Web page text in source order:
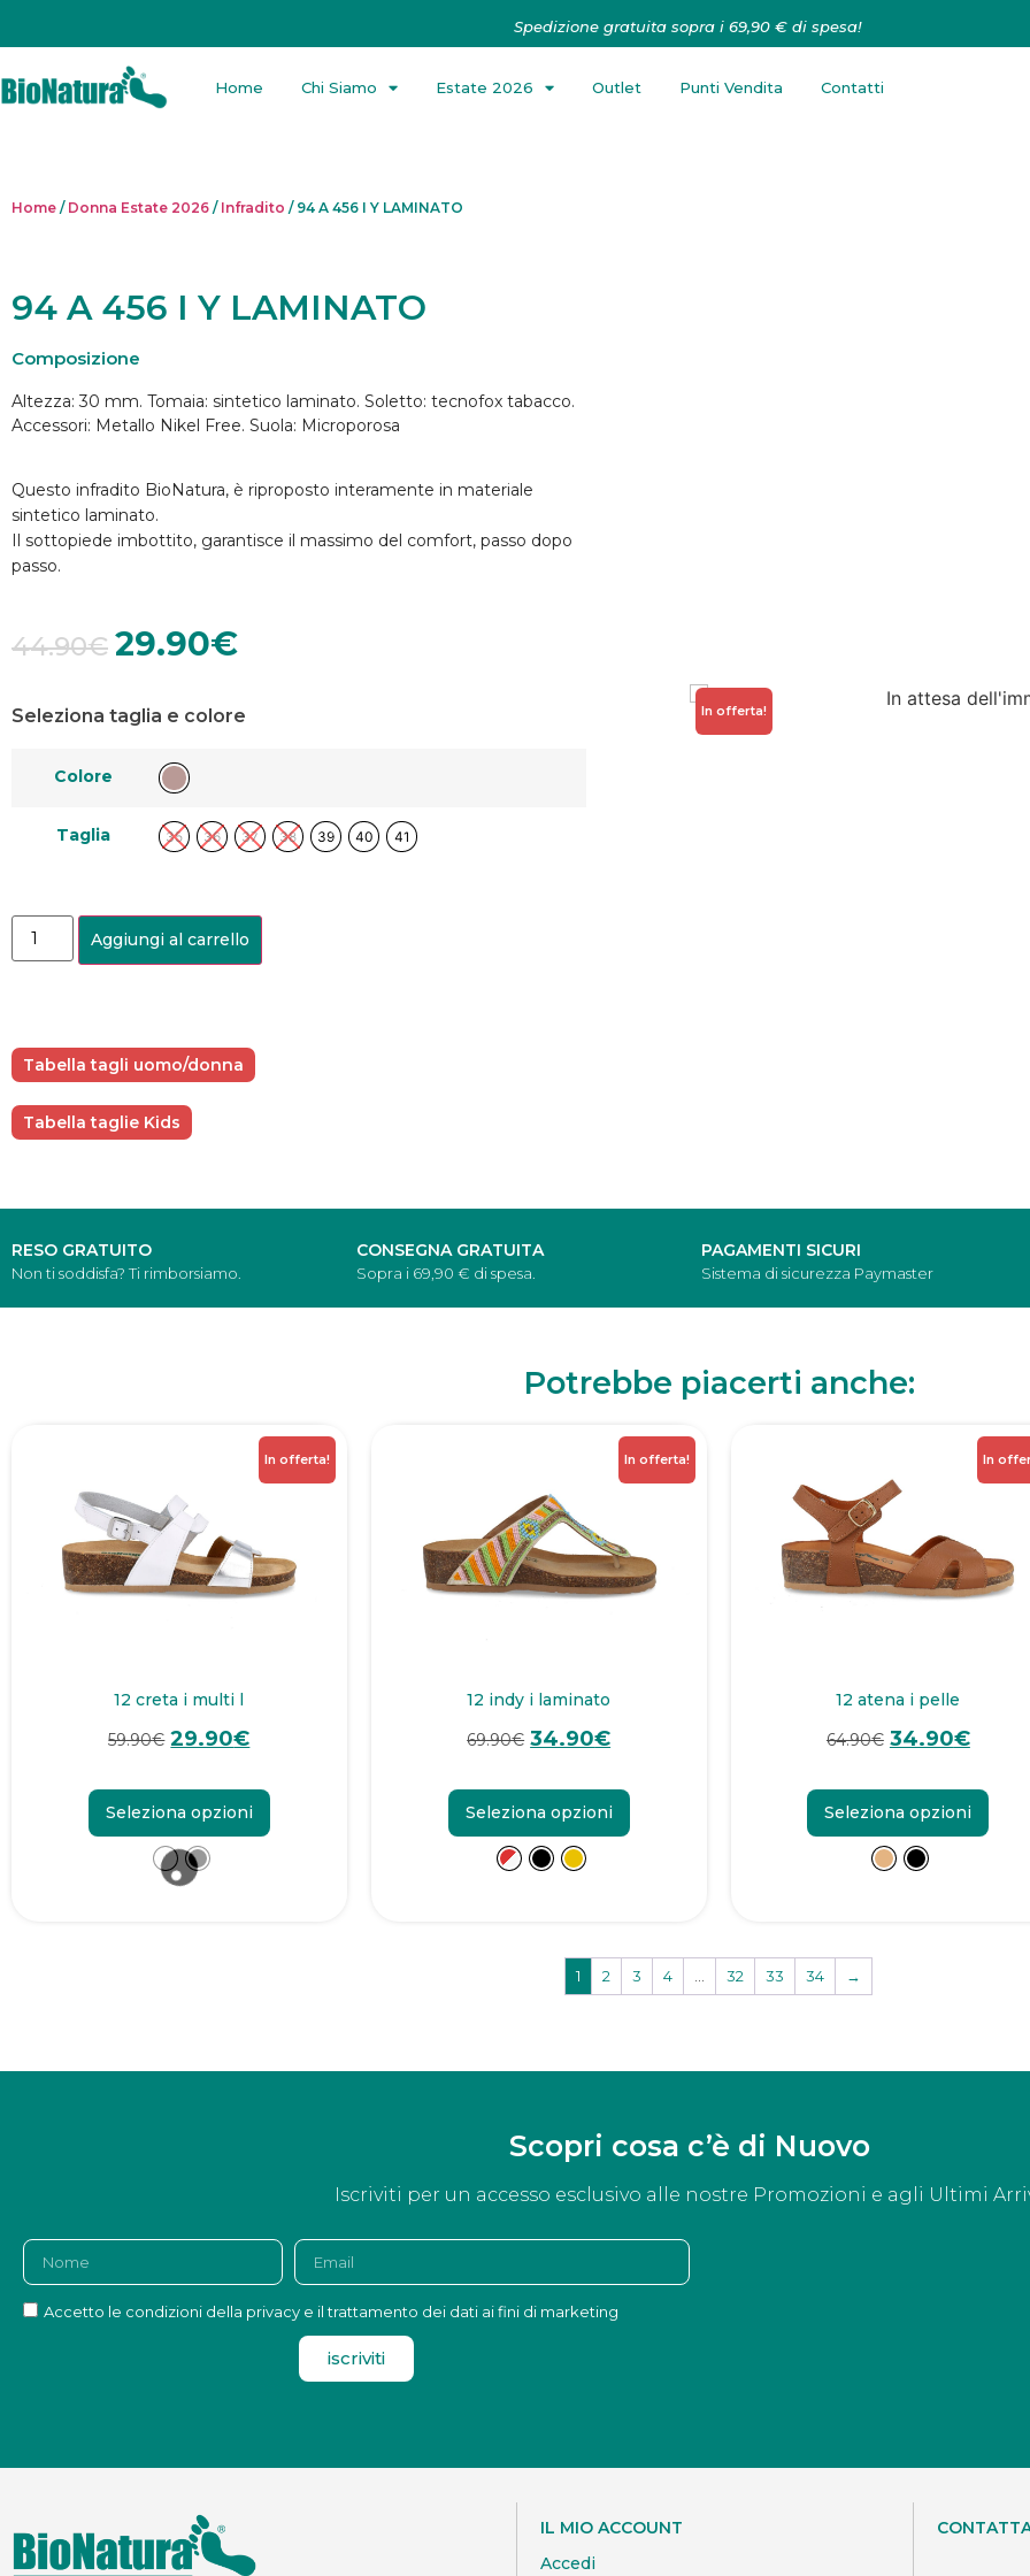
Spedizione gratuita sopra i 69,90 € di spesa!
Home Chi Siamo Estate 2026 Outlet Punti Vendita Contatti
Home / Donna Estate 2026 / Infradito / 94 A 456 I Y LAMINATO
94 A 456 I Y LAMINATO
Composizione
Altezza: 30 mm. Tomaia: sintetico laminato. Soletto: tecnofox tabacco.
Accessori: Metallo Nikel Free. Suola: Microporosa
Questo infradito BioNatura, è riproposto interamente in materiale
sintetico laminato.
Il sottopiede imbottito, garantisce il massimo del comfort, passo dopo
passo.
44.90€ 29.90€
Seleziona taglia e colore
Colore
Taglia 35 36 37 38 39 40 41
Aggiungi al carrello
Tabella tagli uomo/donna
Tabella taglie Kids
In offerta!
RESO GRATUITO
Non ti soddisfa? Ti rimborsiamo.
CONSEGNA GRATUITA
Sopra i 69,90 € di spesa.
PAGAMENTI SICURI
Sistema di sicurezza Paymaster
Potrebbe piacerti anche:
In offerta!
12 creta i multi l
59.90€ 29.90€
Seleziona opzioni
In offerta!
12 indy i laminato
69.90€ 34.90€
Seleziona opzioni
In
12 atena i pelle
64.90€ 34.90€
Seleziona opzioni
1 2 3 4 32 33 34 →
Scopri cosa c’è di Nuovo
Iscriviti per un accesso esclusivo alle nostre Promozioni e agli Ultimi
Accetto le condizioni della privacy e il trattamento dei dati ai fini di marketing
iscriviti
IL MIO ACCOUNT
Accedi